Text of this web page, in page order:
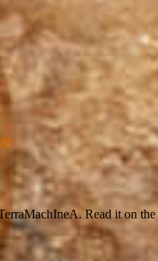
Read it on the